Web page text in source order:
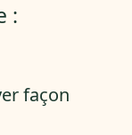
:
façon